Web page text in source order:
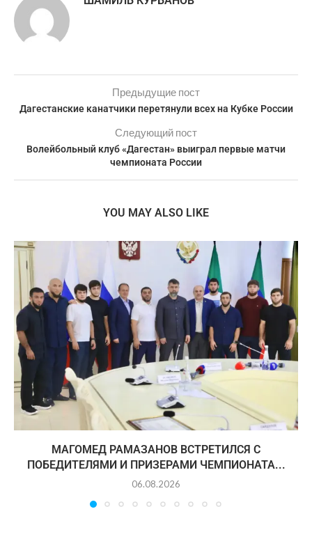
Предыдущие пост
Дагестанские канатчики перетянули всех на Кубке России
Следующий пост
Волейбольный клуб «Дагестан» выиграл первые матчи
чемпионата России
YOU MAY ALSO LIKE
МАГОМЕД РАМАЗАНОВ ВСТРЕТИЛСЯ С
ПОБЕДИТЕЛЯМИ И ПРИЗЕРАМИ ЧЕМПИОНАТА...
06.08.2026